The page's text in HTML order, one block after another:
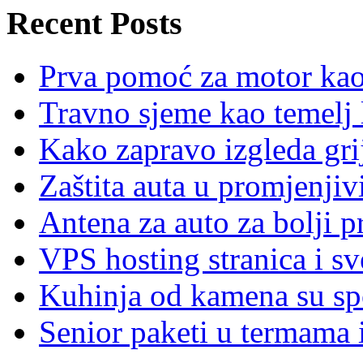
Recent Posts
Prva pomoć za motor
Travno sjeme kao
Kako zapravo izgleda
Zaštita auta u
Antena za auto za bolji
VPS hosting stranica i
Kuhinja od kamena su
Senior paketi u